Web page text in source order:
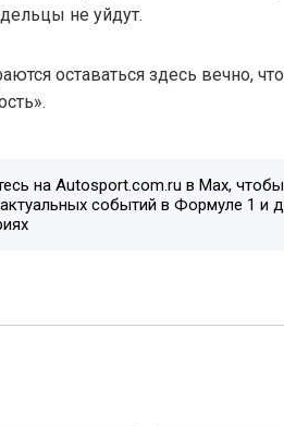
не уйдут.
оставаться здесь вечно,
на Autosport.com.ru в Max,
событий в Формуле 1 и